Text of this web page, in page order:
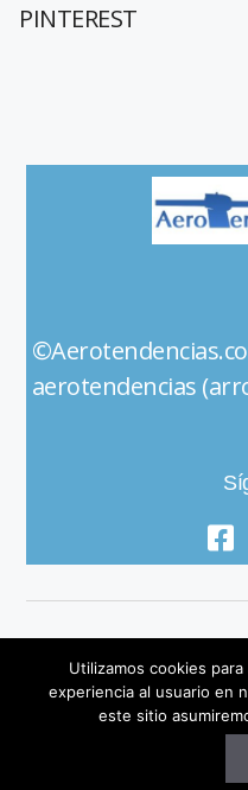
PINTEREST
aerotendencias
© 2019 All
Utilizamos cookies
experiencia al usuario en
este sitio